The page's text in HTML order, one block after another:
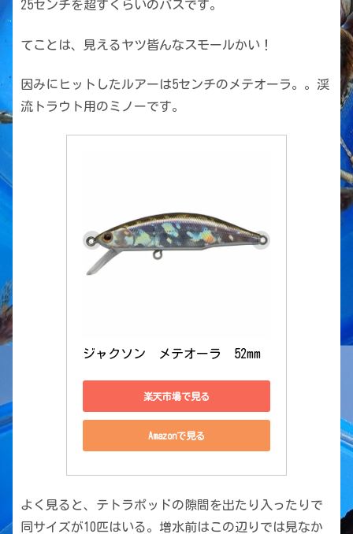
25センチを超すくらいのバスです。
てことは、見えるヤツ皆んなスモールかい！
因みにヒットしたルアーは5センチのメテオーラ。。渓
流トラウト用のミノーです。
ジャクソン　メテオーラ　52mm
楽天市場で見る
Amazonで見る
よく見ると、テトラポッドの隙間を出たり入ったりで
同サイズが10匹はいる。増水前はこの辺りでは見なか